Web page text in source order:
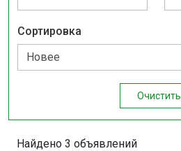
Сортировка
Очистить
Найдено 3 объявлений